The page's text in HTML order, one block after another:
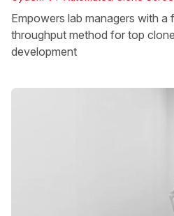
Empowers lab managers with
throughput method for top
development